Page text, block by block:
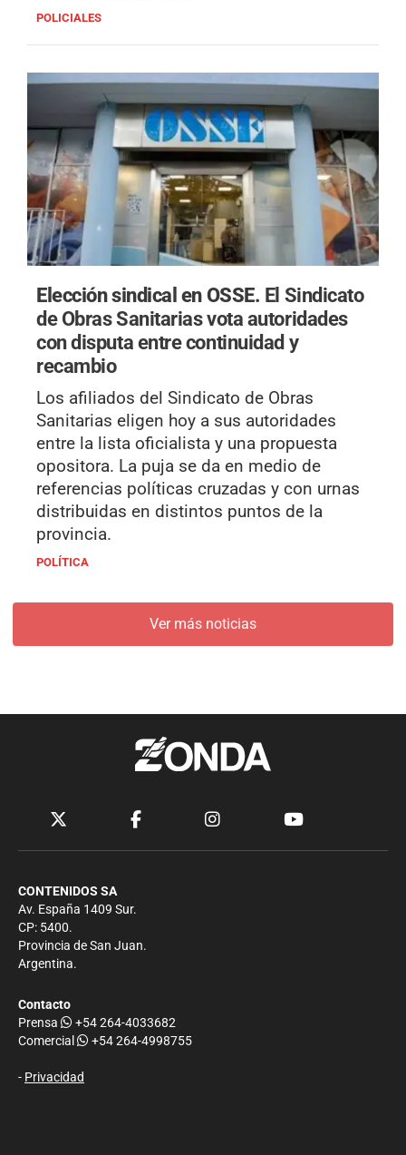
POLICIALES
Elección sindical en OSSE. El Sindicato
de Obras Sanitarias vota autoridades
con disputa entre continuidad y
recambio
Los afiliados del Sindicato de Obras
Sanitarias eligen hoy a sus autoridades
entre la lista oficialista y una propuesta
opositora. La puja se da en medio de
referencias políticas cruzadas y con urnas
distribuidas en distintos puntos de la
provincia.
POLÍTICA
Ver más noticias
CONTENIDOS SA
Av. España 1409 Sur.
CP: 5400.
Provincia de San Juan.
Argentina.
Contacto
Prensa
+54 264-4033682
Comercial
+54 264-4998755
- Privacidad